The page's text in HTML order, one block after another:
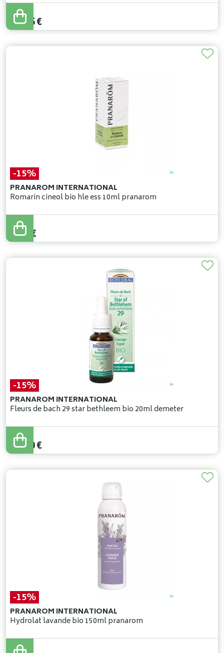
21,50
15,05€
-15%
PRANAROM INTERNATIONAL
Romarin cineol bio hle ess 10ml pranarom
10,05
8,54 €
-15%
PRANAROM INTERNATIONAL
Fleurs de bach 29 star bethleem bio 20ml demeter
14,00
11,90€
-15%
PRANAROM INTERNATIONAL
Hydrolat lavande bio 150ml pranarom
15,40